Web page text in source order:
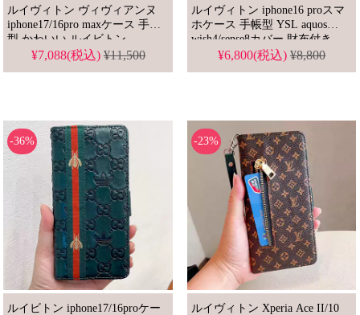
ルイヴィトン ヴィヴィアンヌ
iphone17/16pro maxケース 手帳
型 かわいい ルイビトン
iphone15pro/14ケース 人気ブラ
¥7,088(税込)¥11,500
ルイヴィトン iphone16 proスマ
ホケース 手帳型 YSL aquos
wish4/sense8カバー 財布付き
VERSACE ギャラクシーs24
¥6,800(税込)¥8,800
-36%
ルイビトン iphone17/16proケー
-23%
ルイヴィトン Xperia Ace II/10